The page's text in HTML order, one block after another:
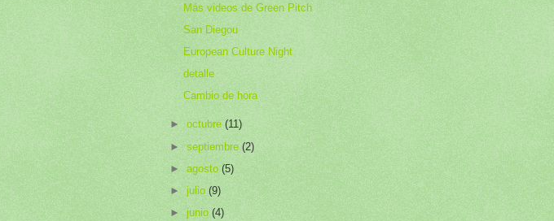
Más videos de Green Pitch
San Diegou
European Culture Night
detalle
Cambio de hora
►octubre(11)
►septiembre(2)
►agosto(5)
►julio(9)
►junio(4)